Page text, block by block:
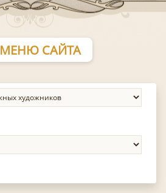
МЕНЮ САЙТА